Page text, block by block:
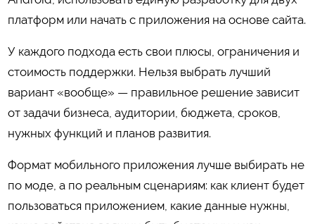
платформ или начать с приложения на основе сайта.
У каждого подхода есть свои плюсы, ограничения и
стоимость поддержки. Нельзя выбрать лучший
вариант «вообще» — правильное решение зависит
от задачи бизнеса, аудитории, бюджета, сроков,
нужных функций и планов развития.
Формат мобильного приложения лучше выбирать не
по моде, а по реальным сценариям: как клиент будет
пользоваться приложением, какие данные нужны,